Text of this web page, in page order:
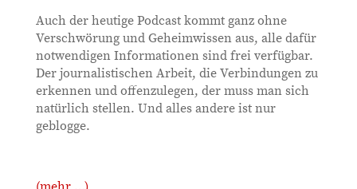
Auch der heutige Podcast kommt ganz ohne
Verschwörung und Geheimwissen aus, alle dafür
notwendigen Informationen sind frei verfügbar.
Der journalistischen Arbeit, die Verbindungen zu
erkennen und offenzulegen, der muss man sich
natürlich stellen. Und alles andere ist nur
geblogge.